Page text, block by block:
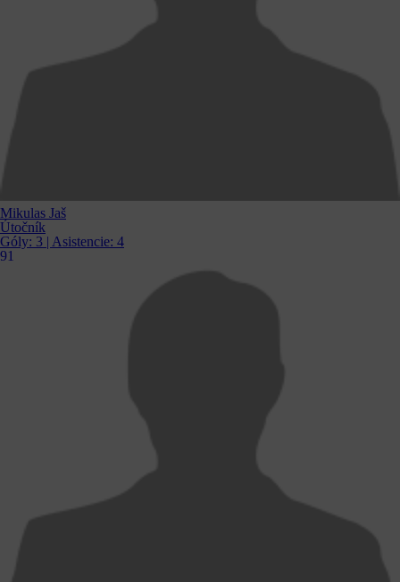
Mikulas Jaš
Útočník
Góly: 3 | Asistencie: 4
91